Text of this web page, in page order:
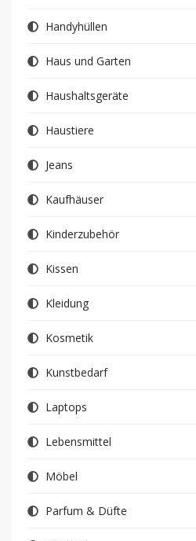
Handyhüllen
Haus und Garten
Haushaltsgeräte
Haustiere
Jeans
Kaufhäuser
Kinderzubehör
Kissen
Kleidung
Kosmetik
Kunstbedarf
Laptops
Lebensmittel
Möbel
Parfum & Düfte